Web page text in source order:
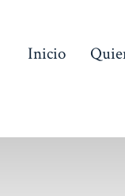
Inicio